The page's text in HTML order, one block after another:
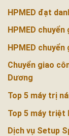
HPMED đạt
HPMED
HPMED
Chuyển giao
Dương
Top 5 máy trị
Top 5 máy triệt
Dịch vụ Setup